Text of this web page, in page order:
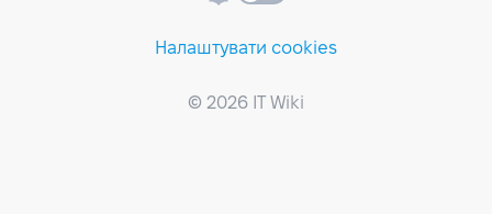
Налаштувати cookies
© 2026 IT Wiki